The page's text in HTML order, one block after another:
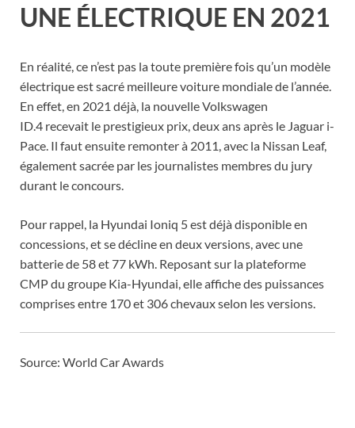
UNE ÉLECTRIQUE EN 2021
En réalité, ce n’est pas la toute première fois qu’un modèle
électrique est sacré meilleure voiture mondiale de l’année.
En effet, en 2021 déjà, la nouvelle Volkswagen
ID.4 recevait le prestigieux prix, deux ans après le Jaguar i-
Pace. Il faut ensuite remonter à 2011, avec la Nissan Leaf,
également sacrée par les journalistes membres du jury
durant le concours.
Pour rappel, la Hyundai Ioniq 5 est déjà disponible en
concessions, et se décline en deux versions, avec une
batterie de 58 et 77 kWh. Reposant sur la plateforme
CMP du groupe Kia-Hyundai, elle affiche des puissances
comprises entre 170 et 306 chevaux selon les versions.
Source: World Car Awards